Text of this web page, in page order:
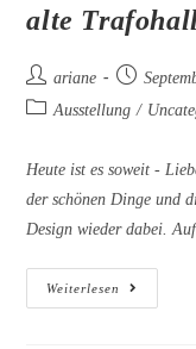
alte
Beitrags-
Autor:
ariane
Beitrag
Beitrags-
Ausstellung /
Heute ist es soweit -
der schönen Dinge und
Design wieder dabei.
Weiterlesen
Liebes
BISSCHEN